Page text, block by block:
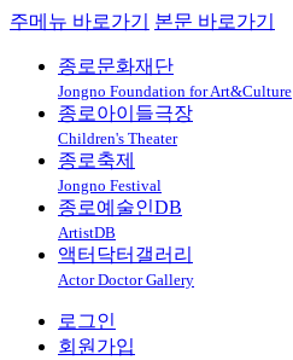
주메뉴 바로가기 본문 바로가기
종로문화재단
Jongno Foundation for Art&Culture
종로아이들극장
Children's Theater
종로축제
Jongno Festival
종로예술인DB
ArtistDB
액터닥터갤러리
Actor Doctor Gallery
로그인
회원가입